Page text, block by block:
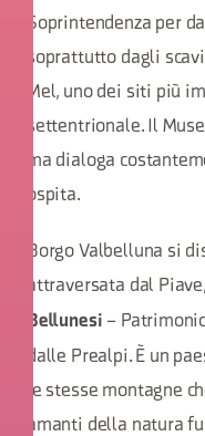
Soprintendenza per
soprattutto dagli
Mel, uno dei siti più
settentrionale. Il
ma dialoga
ospita.
Borgo Valbelluna si
attraversata dal
Bellunesi–
dalle Prealpi. È un
le stesse montagne
amanti della natura